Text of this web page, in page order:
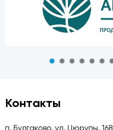
Контакты
п. Булгаково, ул. Цюрупы, 168